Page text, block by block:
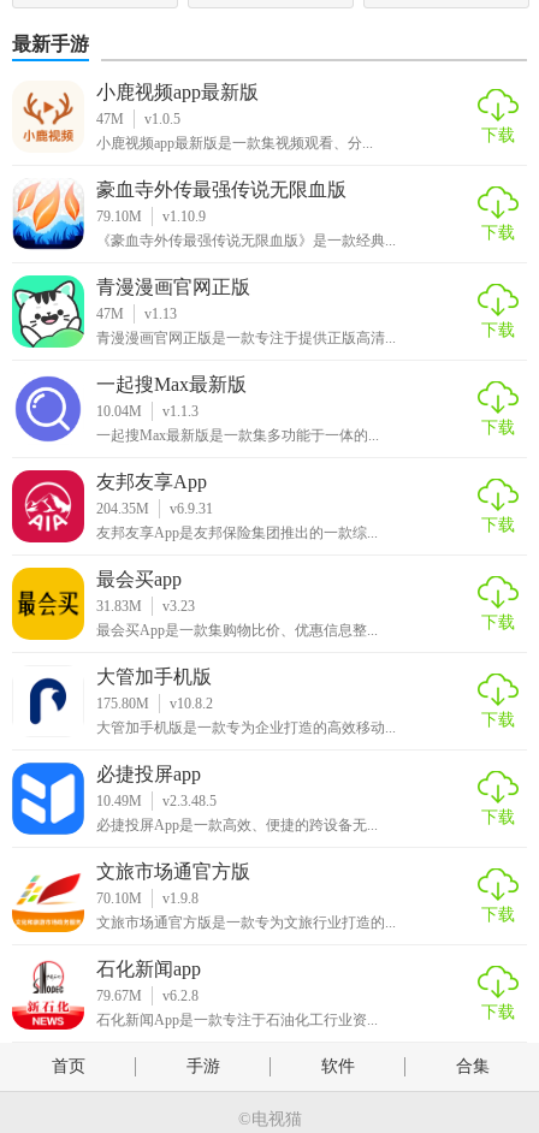
玩家能够获得栽培植物来售卖，进而来得到大量高品质的游
最新手游
小鹿视频app最新版
47M
v1.0.5
小鹿视频app最新版是一款集视频观看、分...
下载
豪血寺外传最强传说无限血版
79.10M
v1.10.9
《豪血寺外传最强传说无限血版》是一款经典...
下载
青漫漫画官网正版
47M
v1.13
青漫漫画官网正版是一款专注于提供正版高清...
下载
一起搜Max最新版
10.04M
v1.1.3
一起搜Max最新版是一款集多功能于一体的...
下载
友邦友享App
204.35M
v6.9.31
友邦友享App是友邦保险集团推出的一款综...
下载
最会买app
31.83M
v3.23
最会买App是一款集购物比价、优惠信息整...
下载
大管加手机版
175.80M
v10.8.2
大管加手机版是一款专为企业打造的高效移动...
下载
必捷投屏app
10.49M
v2.3.48.5
必捷投屏App是一款高效、便捷的跨设备无...
下载
文旅市场通官方版
70.10M
v1.9.8
文旅市场通官方版是一款专为文旅行业打造的...
下载
石化新闻app
79.67M
v6.2.8
石化新闻App是一款专注于石油化工行业资...
下载
首页 手游 软件 合集
©电视猫